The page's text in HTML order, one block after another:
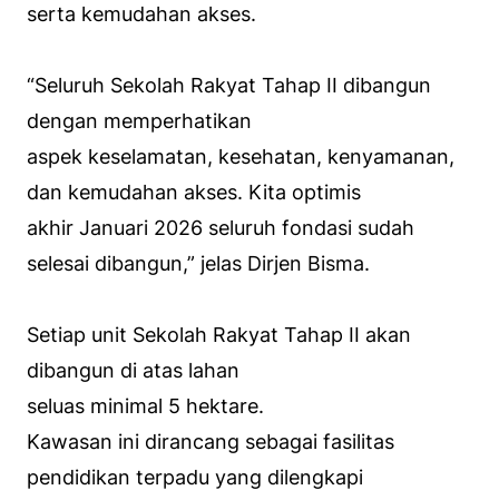
serta kemudahan akses.
“Seluruh Sekolah Rakyat Tahap II dibangun
dengan memperhatikan
aspek keselamatan, kesehatan, kenyamanan,
dan kemudahan akses. Kita optimis
akhir Januari 2026 seluruh fondasi sudah
selesai dibangun,” jelas Dirjen Bisma.
Setiap unit Sekolah Rakyat Tahap II akan
dibangun di atas lahan
seluas minimal 5 hektare.
Kawasan ini dirancang sebagai fasilitas
pendidikan terpadu yang dilengkapi